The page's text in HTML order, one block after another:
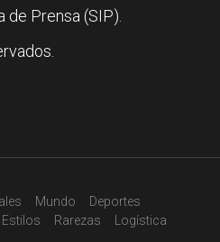
Prensa (SIP).
Mundo
Deportes
Estilos Rarezas Logística